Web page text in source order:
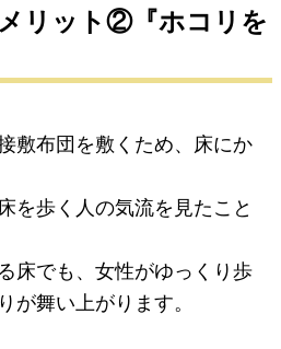
リット②『ホコリを
敷布団を敷くため、床にか
を歩く人の気流を見たこと
床でも、女性がゆっくり歩
が舞い上がります。